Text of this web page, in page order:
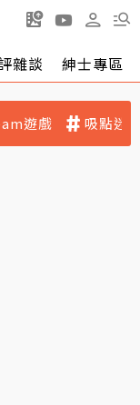
雜談 紳士專區
遊戲 吸點迷